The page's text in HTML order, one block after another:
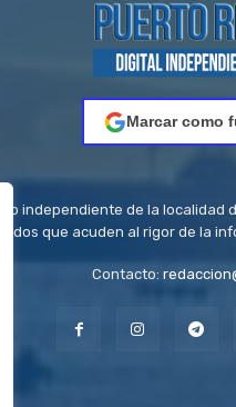
Marcar como
independiente de la
que acuden al rigor de la
Contacto: